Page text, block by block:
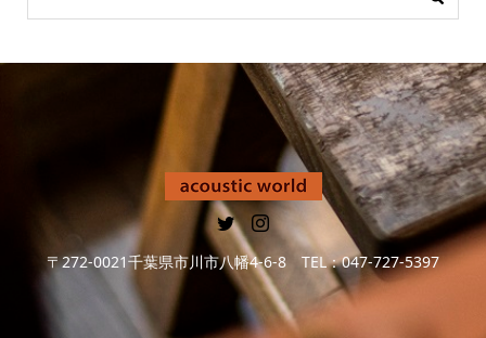
〒272-0021千葉県市川市八幡4-6-8 TEL：047-727-5397